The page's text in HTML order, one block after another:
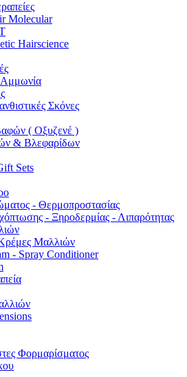
Molecular
Hairscience
Σκόνες
( Οξυζενέ )
& Βλεφαρίδων
Sets
- Θερμοπροστασίας
- Ξηροδερμίας - Λιπαρότητας
Μαλλιών
- Spray Conditioner
Φορμαρίσματος